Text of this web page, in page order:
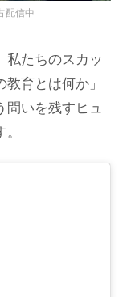
配信中
たちのスカッ
育とは何か」
問いを残すヒュ